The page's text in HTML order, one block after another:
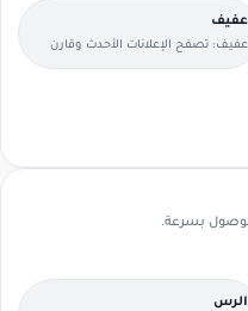
عفيف
عفيف: تصفح الإعلانات الأحدث وقارن
التفاصيل بسرعة.
بسرعة.
الرس